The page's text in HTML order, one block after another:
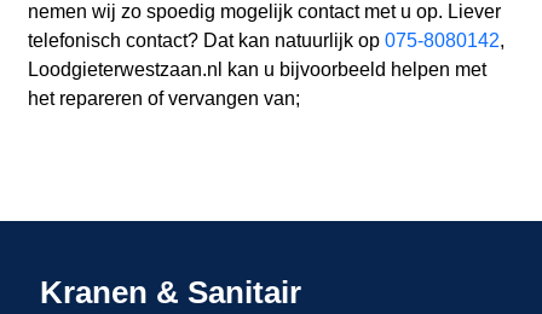
nemen wij zo spoedig mogelijk contact met u op. Liever
telefonisch contact? Dat kan natuurlijk op 075-8080142,
Loodgieterwestzaan.nl kan u bijvoorbeeld helpen met
het repareren of vervangen van;
Kranen & Sanitair